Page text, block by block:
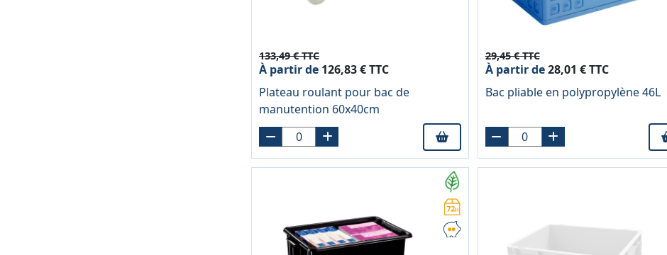
133,49 € TTC
À partir de 126,83 € TTC
Plateau roulant pour bac de
manutention 60x40cm
29,45 € TTC
À partir de28,01 € TTC
Bac pliable en polypropylène 46L